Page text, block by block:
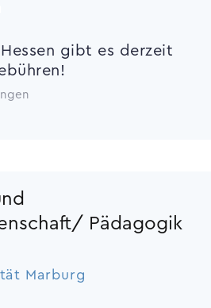
gibt es derzeit
Pädagogik
Marburg